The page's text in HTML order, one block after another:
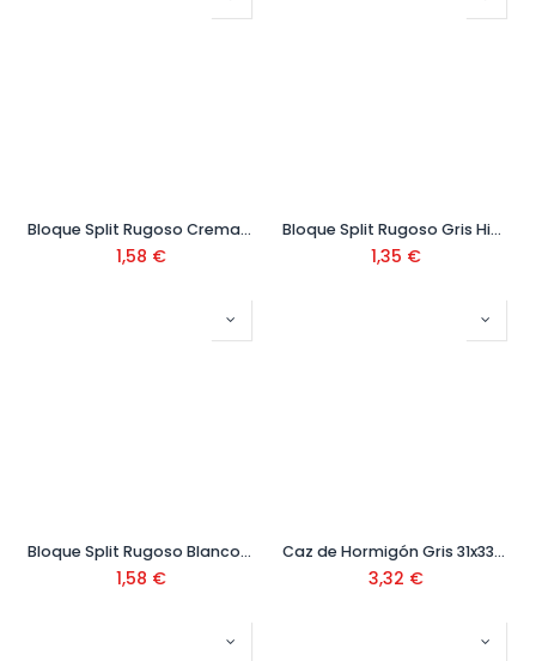
Bloque Split Rugoso Crema Hidrófugo (1 Cara Larga Rugosa)
1,58 €
Bloque Split Rugoso Gris Hidrófugo (1 Cara Larga Rugosa)
1,35 €
Bloque Split Rugoso Blanco Hidrófugo (1 Cara Larga Rugosa)
1,58 €
Caz de Hormigón Gris 31x33x12 cm
3,32 €